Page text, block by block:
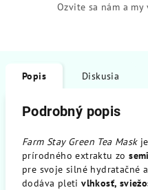
Ozvite sa nám a
Popis Diskusia
Podrobný popis
Farm Stay Green Tea Maskje
prírodného extraktu zo
pre svoje silné hydratačné
dodáva pletivlhkosť,